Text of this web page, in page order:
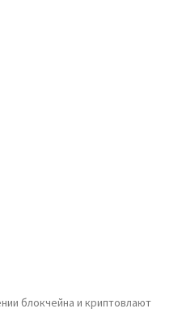
блокчейна и криптовлают